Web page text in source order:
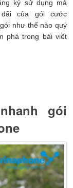
ký sử dụng mà
của gói cước
như thế nào quý
phá trong bài viết
gói